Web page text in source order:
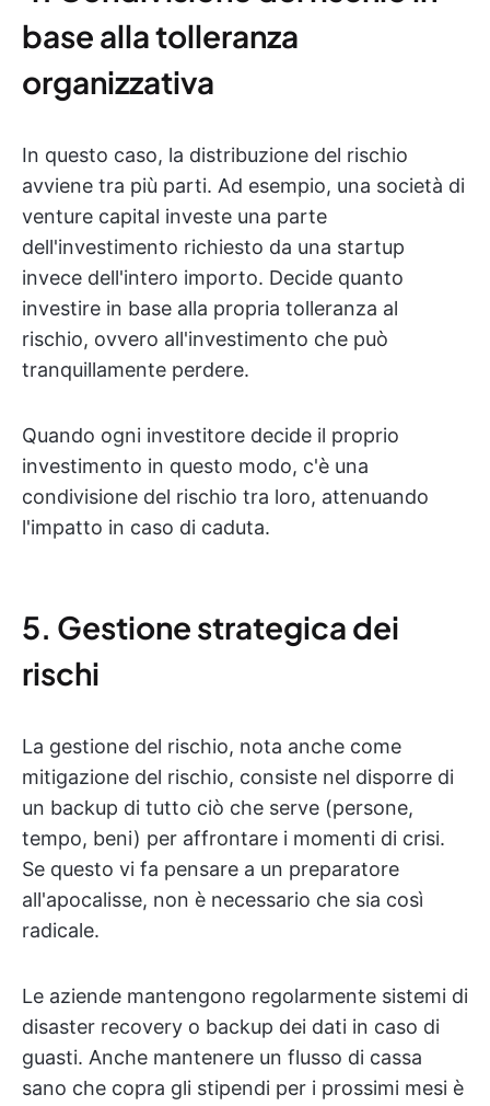
base alla tolleranza
organizzativa
In questo caso, la distribuzione del rischio
avviene tra più parti. Ad esempio, una società di
venture capital investe una parte
dell'investimento richiesto da una startup
invece dell'intero importo. Decide quanto
investire in base alla propria tolleranza al
rischio, ovvero all'investimento che può
tranquillamente perdere.
Quando ogni investitore decide il proprio
investimento in questo modo, c'è una
condivisione del rischio tra loro, attenuando
l'impatto in caso di caduta.
5. Gestione strategica dei
rischi
La gestione del rischio, nota anche come
mitigazione del rischio, consiste nel disporre di
un backup di tutto ciò che serve (persone,
tempo, beni) per affrontare i momenti di crisi.
Se questo vi fa pensare a un preparatore
all'apocalisse, non è necessario che sia così
radicale.
Le aziende mantengono regolarmente sistemi di
disaster recovery o backup dei dati in caso di
guasti. Anche mantenere un flusso di cassa
sano che copra gli stipendi per i prossimi mesi è